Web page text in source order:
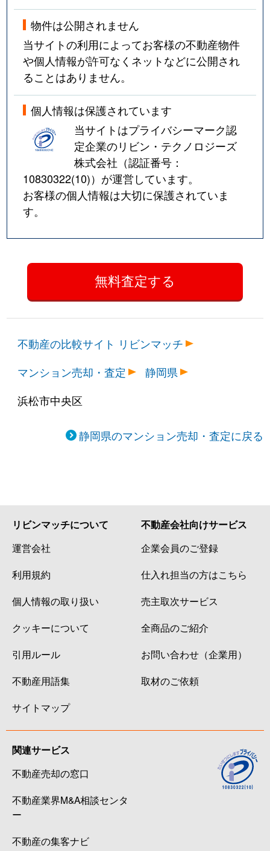
物件は公開されません
当サイトの利用によってお客様の不動産物件
や個人情報が許可なくネットなどに公開され
ることはありません。
個人情報は保護されています
当サイトはプライバシーマーク認
定企業のリビン・テクノロジーズ
株式会社（認証番号：
10830322(10)）が運営しています。
お客様の個人情報は大切に保護されていま
す。
不動産の比較サイト リビンマッチ
マンション売却・査定
静岡県
浜松市中央区
静岡県のマンション売却・査定に戻る
リビンマッチについて
運営会社
利用規約
個人情報の取り扱い
クッキーについて
引用ルール
不動産用語集
サイトマップ
不動産会社向けサービス
企業会員のご登録
仕入れ担当の方はこちら
売主取次サービス
全商品のご紹介
お問い合わせ（企業用）
取材のご依頼
関連サービス
不動産売却の窓口
不動産業界M&A相談センタ
ー
不動産の集客ナビ